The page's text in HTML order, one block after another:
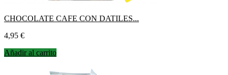
CHOCOLATE CAFE CON DATILES...
Precio
4,95 €
Añadir al carrito